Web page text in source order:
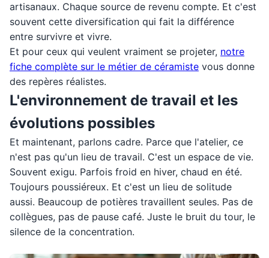
artisanaux. Chaque source de revenu compte. Et c'est
souvent cette diversification qui fait la différence
entre survivre et vivre.
Et pour ceux qui veulent vraiment se projeter, notre
fiche complète sur le métier de céramiste vous donne
des repères réalistes.
L'environnement de travail et les
évolutions possibles
Et maintenant, parlons cadre. Parce que l'atelier, ce
n'est pas qu'un lieu de travail. C'est un espace de vie.
Souvent exigu. Parfois froid en hiver, chaud en été.
Toujours poussiéreux. Et c'est un lieu de solitude
aussi. Beaucoup de potières travaillent seules. Pas de
collègues, pas de pause café. Juste le bruit du tour, le
silence de la concentration.